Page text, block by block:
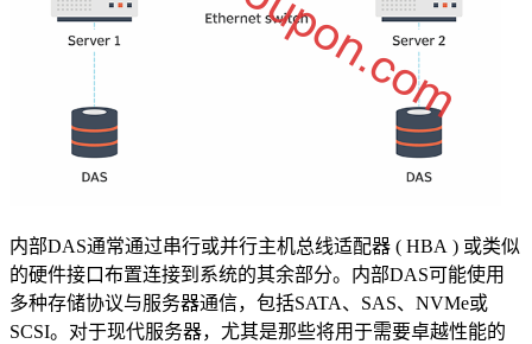
内部DAS通常通过串行或并行主机总线适配器 ( HBA ) 或类似
的硬件接口布置连接到系统的其余部分。内部DAS可能使用
多种存储协议与服务器通信，包括SATA、SAS、NVMe或
SCSI。对于现代服务器，尤其是那些将用于需要卓越性能的